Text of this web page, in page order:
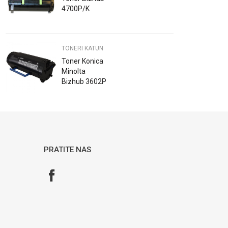
4700P/K
TONERI KATUN
Toner Konica
Minolta
Bizhub 3602P
PRATITE NAS